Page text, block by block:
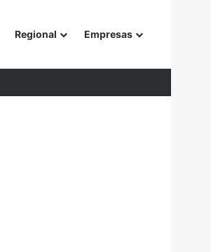
Regional Empresas